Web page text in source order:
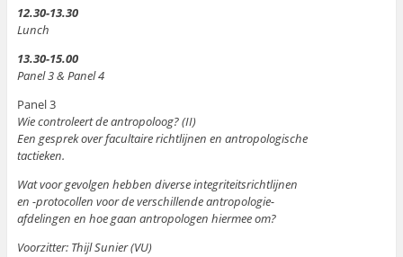
12.30-13.30
Lunch
13.30-15.00
Panel 3 & Panel 4
Panel 3
Wie controleert de antropoloog? (II)
Een gesprek over facultaire richtlijnen en antropologische
tactieken.
Wat voor gevolgen hebben diverse integriteitsrichtlijnen
en -protocollen voor de verschillende antropologie-
afdelingen en hoe gaan antropologen hiermee om?
Voorzitter: Thijl Sunier (VU)